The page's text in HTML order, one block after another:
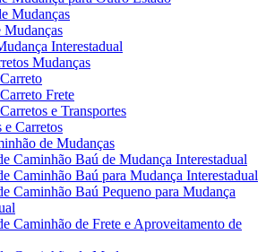
Mudanças
Mudanças
Interestadual
Mudanças
Frete
e Transportes
e Carretos
de Mudanças
Caminhão Baú de Mudança Interestadual
Caminhão Baú para Mudança Interestadual
Caminhão Baú Pequeno para Mudança
Caminhão de Frete e Aproveitamento de